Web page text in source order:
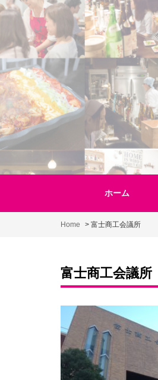
Skip
content
ホーム
Home > 富士商工会議所
富士商工会議所